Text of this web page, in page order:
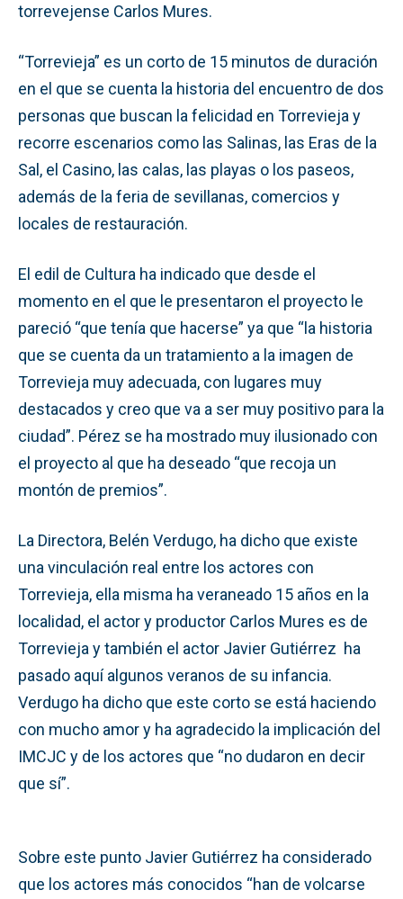
torrevejense Carlos Mures.
“Torrevieja” es un corto de 15 minutos de duración
en el que se cuenta la historia del encuentro de dos
personas que buscan la felicidad en Torrevieja y
recorre escenarios como las Salinas, las Eras de la
Sal, el Casino, las calas, las playas o los paseos,
además de la feria de sevillanas, comercios y
locales de restauración.
El edil de Cultura ha indicado que desde el
momento en el que le presentaron el proyecto le
pareció “que tenía que hacerse” ya que “la historia
que se cuenta da un tratamiento a la imagen de
Torrevieja muy adecuada, con lugares muy
destacados y creo que va a ser muy positivo para la
ciudad”. Pérez se ha mostrado muy ilusionado con
el proyecto al que ha deseado “que recoja un
montón de premios”.
La Directora, Belén Verdugo, ha dicho que existe
una vinculación real entre los actores con
Torrevieja, ella misma ha veraneado 15 años en la
localidad, el actor y productor Carlos Mures es de
Torrevieja y también el actor Javier Gutiérrez ha
pasado aquí algunos veranos de su infancia.
Verdugo ha dicho que este corto se está haciendo
con mucho amor y ha agradecido la implicación del
IMCJC y de los actores que “no dudaron en decir
que sí”.
Sobre este punto Javier Gutiérrez ha considerado
que los actores más conocidos “han de volcarse